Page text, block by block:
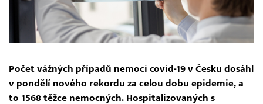
Počet vážných případů nemoci covid-19 v Česku dosáhl
v pondělí nového rekordu za celou dobu epidemie, a
to 1568 těžce nemocných. Hospitalizovaných s